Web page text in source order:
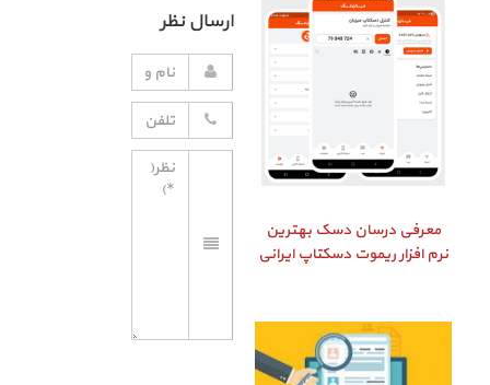
معرفی درسان دسک بهترین
نرم افزار ریموت دسکتاپ ایرانی
ارسال نظر